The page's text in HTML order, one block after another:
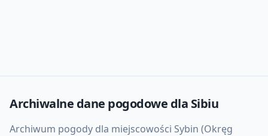
Archiwalne dane pogodowe dla Sibiu
Archiwum pogody dla miejscowości Sybin (Okręg